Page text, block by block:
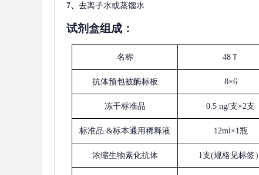
7、 去离子水或蒸馏水
试剂盒组成：
名称 48Ｔ
抗体预包被酶标板 8×6
冻干标准品 0.5 ng/支×2支
标准品 &标本通用稀释液 12ml×1瓶
浓缩生物素化抗体 1支(规格见标签）